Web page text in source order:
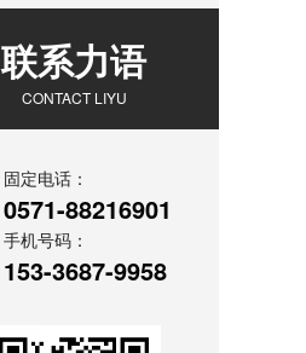
联系力语
CONTACT LIYU
固定电话：
0571-88216901
手机号码：
153-3687-9958